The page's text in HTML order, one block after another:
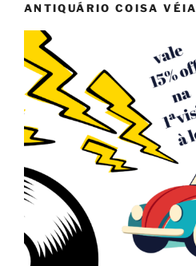
ANTIQUÁRIO COISA VÉIA